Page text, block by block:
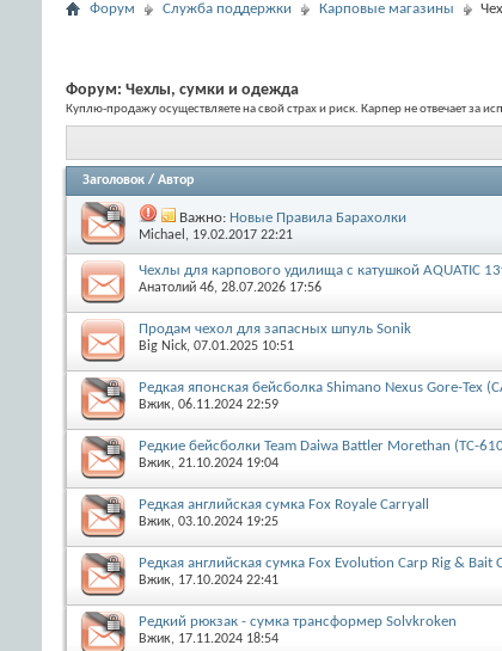
Форум Служба поддержки Карповые магазины
Форум: Чехлы, сумки и одежда
Куплю-продажу осуществляете на свой страх и риск. Карпер не отвечает за
Заголовок / Автор
Важно: Новые Правила Барахолки
Michael , 19.02.2017 22:21
Чехлы для карпового удилища с катушкой AQUATIC
Анатолий 46, 28.07.2026 17:56
Продам чехол для запасных шпуль Sonik
Big Nick, 07.01.2025 10:51
Редкая японская бейсболка Shimano Nexus Gore-Tex
Вжик, 06.11.2024 22:59
Редкие бейсболки Team Daiwa Battler Morethan (TC-
Вжик, 21.10.2024 19:04
Редкая английская сумка Fox Royale Carryall
Вжик, 03.10.2024 19:25
Редкая английская сумка Fox Evolution Carp Rig &
Вжик, 17.10.2024 22:41
Редкий рюкзак - сумка трансформер Solvkroken
Вжик, 17.11.2024 18:54